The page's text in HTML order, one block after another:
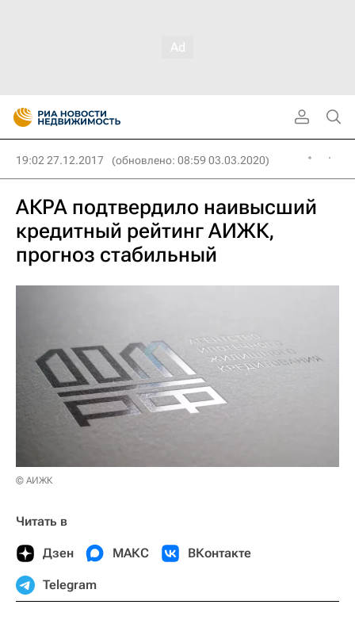
19:02 27.12.2017 (обновлено: 08:59 03.03.2020)
АКРА подтвердило наивысший
кредитный рейтинг АИЖК,
прогноз стабильный
© АИЖК
Читать в
Дзен МАКС ВКонтакте
Telegram